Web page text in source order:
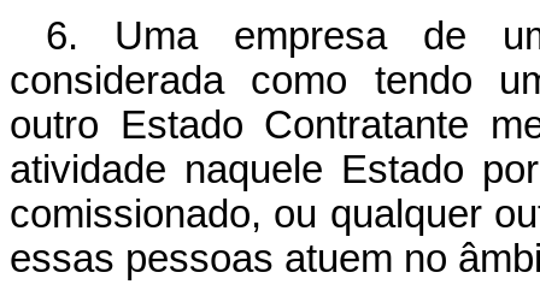
6. Uma empresa de
considerada como tendo
outro Estado Contratante
atividade naquele Estado
comissionado, ou qualquer
essas pessoas atuem no